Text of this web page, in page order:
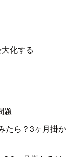
化する
題
たら？3ヶ月掛か